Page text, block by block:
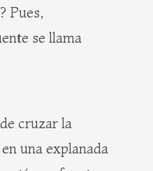
Pues,
se llama
cruzar la
en una explanada